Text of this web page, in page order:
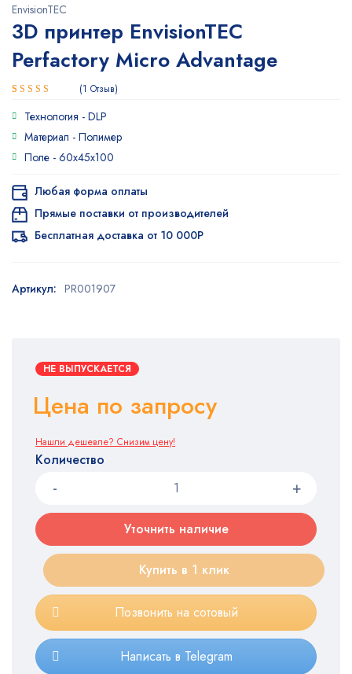
EnvisionTEC
3D принтер EnvisionTEC
Perfactory Micro Advantage
5.00из 5
на основе
опроса
пользователя
1 Отзыв
Технология - DLP
Материал - Полимер
Поле - 60x45x100
НЕ ВЫПУСКАЕТСЯ
Цена по запросу
Нашли дешевле? Снизим цену!
Количество
Уточнить наличие
Купить в 1 клик
Позвонить на сотовый
Написать в Telegram
Любая форма оплаты
Прямые поставки от производителей
Бесплатная доставка от 10 000Р
Артикул: PR001907